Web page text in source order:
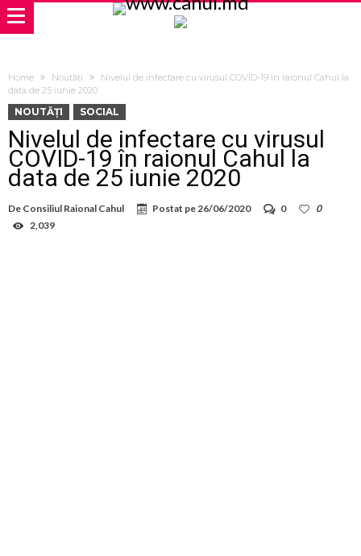
Home Noutăți
Nivelul de infectare cu virusul COVID-19 în raionul Cahul la
data de 25 iunie 2020
NOUTĂȚI SOCIAL
Nivelul de infectare cu virusul
COVID-19 în raionul Cahul la
data de 25 iunie 2020
De Consiliul Raional Cahul Postat pe26/06/2020 0
0
2,039